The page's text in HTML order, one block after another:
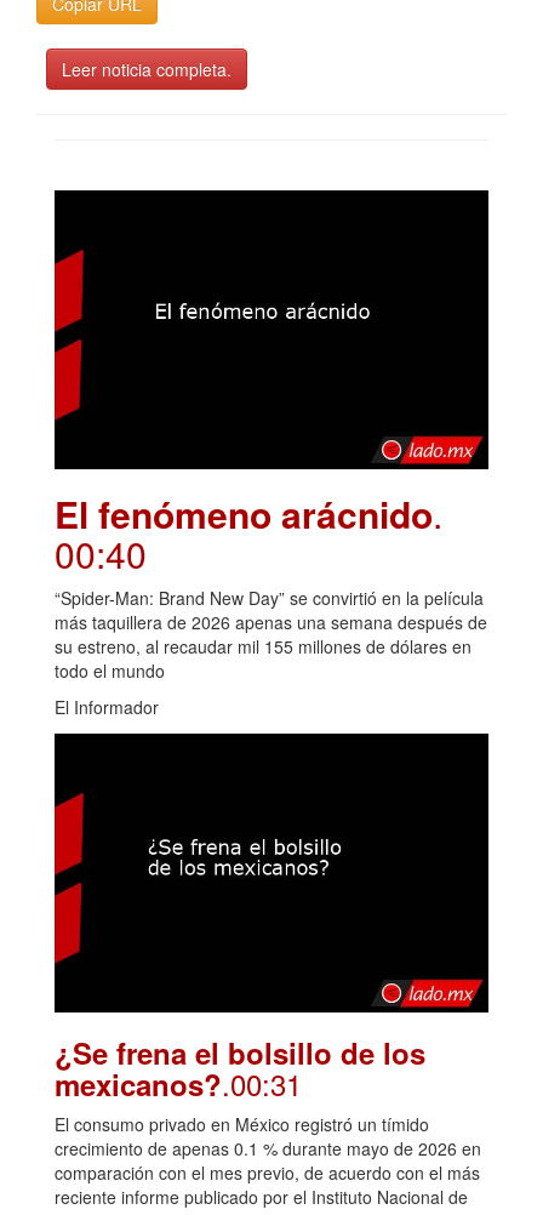
Leer noticia completa.
El fenómeno arácnido.
00:40
“Spider-Man: Brand New Day” se convirtió en la película
más taquillera de 2026 apenas una semana después de
su estreno, al recaudar mil 155 millones de dólares en
todo el mundo
El Informador
¿Se frena el bolsillo de los
mexicanos?.00:31
El consumo privado en México registró un tímido
crecimiento de apenas 0.1 % durante mayo de 2026 en
comparación con el mes previo, de acuerdo con el más
reciente informe publicado por el Instituto Nacional de